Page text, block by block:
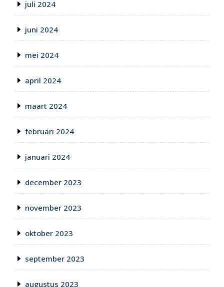
juli 2024
juni 2024
mei 2024
april 2024
maart 2024
februari 2024
januari 2024
december 2023
november 2023
oktober 2023
september 2023
augustus 2023